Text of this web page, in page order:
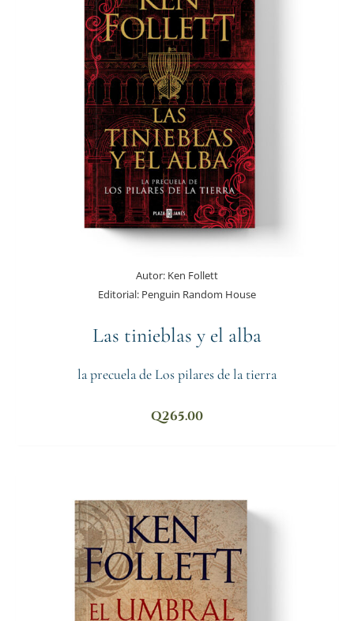
Autor: Ken Follett
Editorial: Penguin Random House
Las tinieblas y el alba
la precuela de Los pilares de la tierra
Q265.00